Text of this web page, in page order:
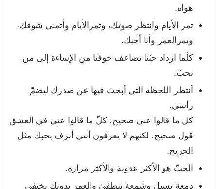
هواه.
تمر الأيام وانتظر صوتك، وتمرالأيام وأتمنى شوفك،
ويمرالعمر وأنا أحبك.
كلّما ازداد حبّنا تضاعف خوفنا من الإساءة إلى من
نحبّ.
أنتظر اللحظة التي أبحث فيها عن صدرك ليضمّ
رأسي.
كل ما قالوا عني صحيح، كلّ ما قالوا عني في العشق
قول صحيح، لكنهم لا يعرفون أنني أنزف بحبك مثل
الجريح.
الحبّ هو الأكثر عذوبة والأكثر مرارة.
دمعة تسيل وشمعة تنطفئ والعمر بدونك يختفي